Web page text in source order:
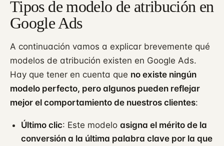
Tipos de modelo de atribución en
Google Ads
A continuación vamos a explicar brevemente qué
modelos de atribución existen en Google Ads.
Hay que tener en cuenta que no existe ningún
modelo perfecto, pero algunos pueden reflejar
mejor el comportamiento de nuestros clientes:
Último clic: Este modelo asigna el mérito de la
conversión a la última palabra clave por la que